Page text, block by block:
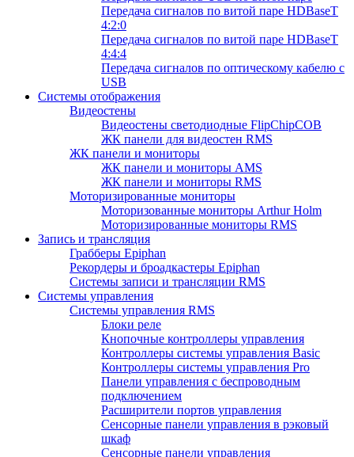
Передача сигналов по витой паре HDBaseT
4:2:0
Передача сигналов по витой паре HDBaseT
4:4:4
Передача сигналов по оптическому кабелю с
USB
Системы отображения
Видеостены
Видеостены светодиодные FlipChipCOB
ЖК панели для видеостен RMS
ЖК панели и мониторы
ЖК панели и мониторы AMS
ЖК панели и мониторы RMS
Моторизированные мониторы
Моторизованные мониторы Arthur Holm
Моторизированные мониторы RMS
Запись и трансляция
Грабберы Epiphan
Рекордеры и броадкастеры Epiphan
Системы записи и трансляции RMS
Системы управления
Системы управления RMS
Блоки реле
Кнопочные контроллеры управления
Контроллеры системы управления Basic
Контроллеры системы управления Pro
Панели управления с беспроводным
подключением
Расширители портов управления
Сенсорные панели управления в рэковый
шкаф
Сенсорные панели управления